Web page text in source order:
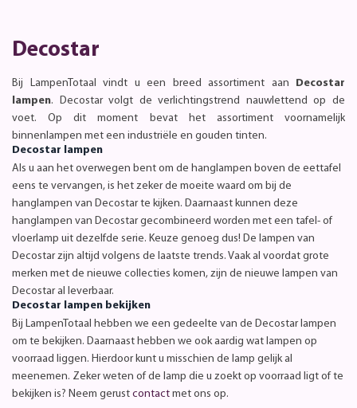
Decostar
Bij LampenTotaal vindt u een breed assortiment aan Decostar
lampen. Decostar volgt de verlichtingstrend nauwlettend op de
voet. Op dit moment bevat het assortiment voornamelijk
binnenlampen met een industriële en gouden tinten.
Decostar lampen
Als u aan het overwegen bent om de hanglampen boven de eettafel
eens te vervangen, is het zeker de moeite waard om bij de
hanglampen van Decostar te kijken. Daarnaast kunnen deze
hanglampen van Decostar gecombineerd worden met een tafel- of
vloerlamp uit dezelfde serie. Keuze genoeg dus! De lampen van
Decostar zijn altijd volgens de laatste trends. Vaak al voordat grote
merken met de nieuwe collecties komen, zijn de nieuwe lampen van
Decostar al leverbaar.
Decostar lampen bekijken
Bij LampenTotaal hebben we een gedeelte van de Decostar lampen
om te bekijken. Daarnaast hebben we ook aardig wat lampen op
voorraad liggen. Hierdoor kunt u misschien de lamp gelijk al
meenemen. Zeker weten of de lamp die u zoekt op voorraad ligt of te
bekijken is? Neem gerust contact met ons op.